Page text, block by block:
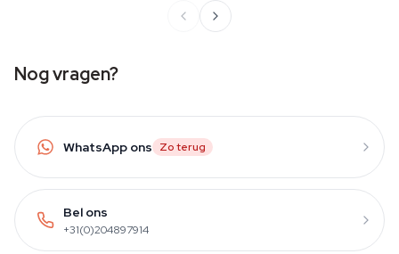
Nog vragen?
WhatsApp ons Zo terug
Bel ons
+31(0)204897914